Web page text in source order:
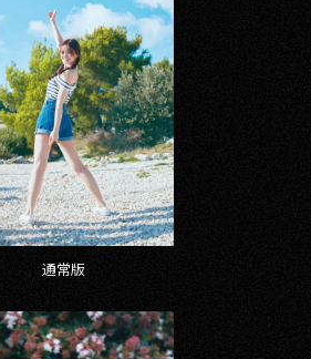
2026
2025
2024
2023
2022
2021
通常版